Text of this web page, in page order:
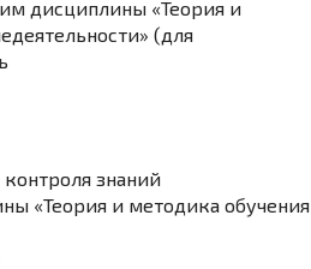
дисциплины «Теория и
(для
знаний
«Теория и методика обучения